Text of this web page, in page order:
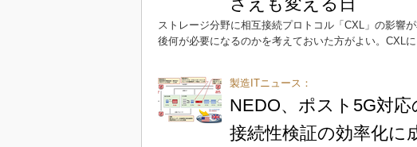
ストレージ分野に相互接続プロトコル「CXL」の影響
後何が必要になるのかを考えておいた方がよい。CXLに
製造ITニュース：
NEDO、ポスト5G対
接続性検証の効率化に